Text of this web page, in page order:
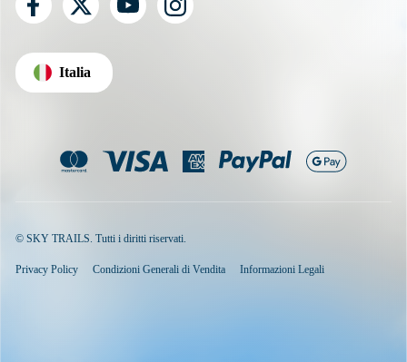
Italia
© SKY TRAILS. Tutti i diritti riservati.
Privacy Policy Condizioni Generali di Vendita Informazioni Legali